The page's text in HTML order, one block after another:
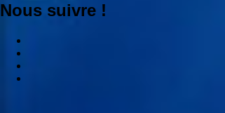
Nous suivre !